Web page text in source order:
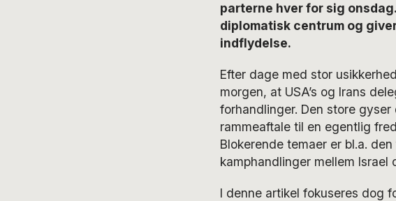
parterne hver for sig
diplomatisk centrum og
indflydelse.
Efter dage med stor
morgen, at USA’s og Irans
forhandlinger. Den store
rammeaftale til en egentlig
Blokerende temaer er bl.a.
kamphandlinger mellem Israel
I denne artikel fokuseres dog